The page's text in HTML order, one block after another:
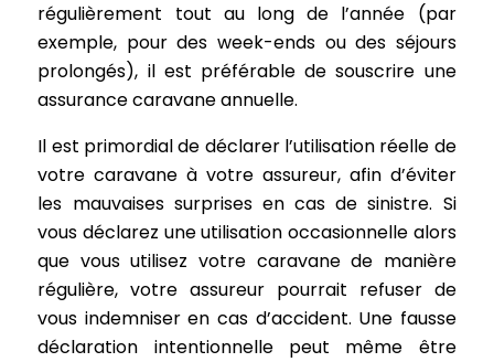
régulièrement tout au long de l’année (par
exemple, pour des week-ends ou des séjours
prolongés), il est préférable de souscrire une
assurance caravane annuelle.
Il est primordial de déclarer l’utilisation réelle de
votre caravane à votre assureur, afin d’éviter
les mauvaises surprises en cas de sinistre. Si
vous déclarez une utilisation occasionnelle alors
que vous utilisez votre caravane de manière
régulière, votre assureur pourrait refuser de
vous indemniser en cas d’accident. Une fausse
déclaration intentionnelle peut même être